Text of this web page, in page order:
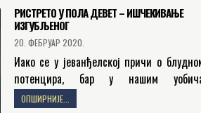
РИСТРЕТО У ПОЛА ДЕВЕТ – ИШЧЕКИВАЊЕ
ИЗГУБЉЕНОГ
20. ФЕБРУАР 2020.
Иако се у јеванђелској причи о
потенцира, бар у нашим
интерпретацијама, мотив покајања,
ОПШИРНИЈЕ...